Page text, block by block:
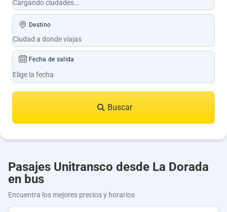
Destino
Fecha de salida
Buscar
Pasajes Unitransco desde La Dorada
en bus
Encuentra los mejores precios y horarios